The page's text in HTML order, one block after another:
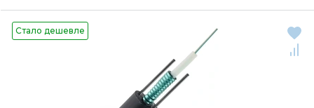
Стало дешевле